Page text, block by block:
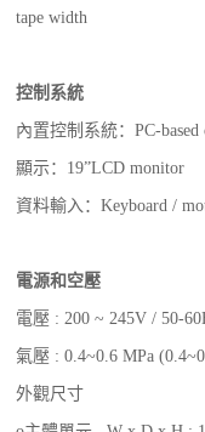
tape width
控制系統
內置控制系統：PC-
顯示：19”LCD monitor
資料輸入：Keyboard /
電源和空壓
電壓 : 200 ~ 245V / 50-
氣壓 : 0.4~0.6 MPa
外觀尺寸